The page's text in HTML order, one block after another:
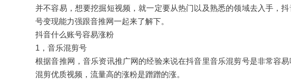
并不容易，想要挖掘短视频，就一定要从热门以及熟悉的领域去入手，
号变现能力强跟音推网一起来了解下。
抖音什么账号容易涨粉
1，音乐混剪号
根据音推网，音乐资讯推广网的经验来说在抖音里音乐混剪号是非常容
混剪优质视频，流量高的涨粉是蹭蹭的涨。